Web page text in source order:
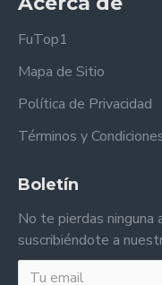
FuTop1
Mapa de Sitio
Política de Privacidad
Términos y
Boletín
No te pierdas ninguna
suscribiéndote a